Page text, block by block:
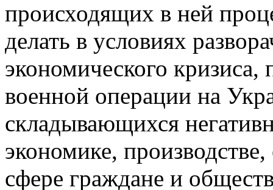
происходящих в ней
делать в условиях
экономического кризиса,
военной операции на
складывающихся
экономике,
сфере граждане и